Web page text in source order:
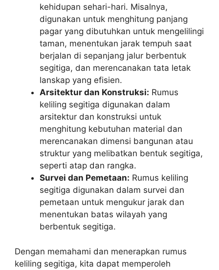
kehidupan sehari-hari. Misalnya,
digunakan untuk menghitung panjang
pagar yang dibutuhkan untuk mengelilingi
taman, menentukan jarak tempuh saat
berjalan di sepanjang jalur berbentuk
segitiga, dan merencanakan tata letak
lanskap yang efisien.
Arsitektur dan Konstruksi: Rumus
keliling segitiga digunakan dalam
arsitektur dan konstruksi untuk
menghitung kebutuhan material dan
merencanakan dimensi bangunan atau
struktur yang melibatkan bentuk segitiga,
seperti atap dan rangka.
Survei dan Pemetaan: Rumus keliling
segitiga digunakan dalam survei dan
pemetaan untuk mengukur jarak dan
menentukan batas wilayah yang
berbentuk segitiga.
Dengan memahami dan menerapkan rumus
keliling segitiga, kita dapat memperoleh